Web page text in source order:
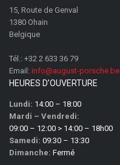
15, Route de Genval
1380 Ohain
Belgique
Tél.: +32 2 633 36 79
Email: info@august-porsche.be
HEURES D’OUVERTURE
Lundi: 14:00 – 18:00
Mardi – Vendredi:
09:00 – 12:00 > 14:00 – 18h00
Samedi: 09:30 – 13:30
Dimanche: Fermé